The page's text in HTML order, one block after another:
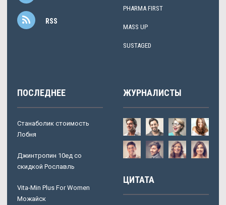
RSS
PHARMA FIRST
MASS UP
SUSTAGED
ПОСЛЕДНЕЕ
Станаболик стоимость
Лобня
Джинтропин 10ед со
скидкой Рославль
Vita-Min Plus For Women
Можайск
ЖУРНАЛИСТЫ
ЦИТАТА